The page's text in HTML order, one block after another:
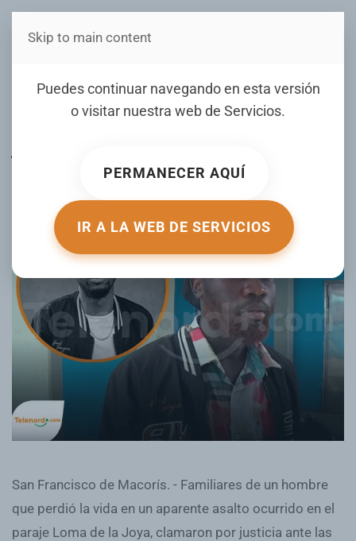
Estás en Telenord Medios
Puedes continuar navegando en esta versión
o visitar nuestra web de Servicios.
PERMANECER AQUÍ
IR A LA WEB DE SERVICIOS
Skip to main content
Familiares de extranjero
ultimado en SFM reclaman
ESCRITO POR JESUS DANIEL VILLALONA EL
San Francisco de Macorís. - Familiares de un hombre
que perdió la vida en un aparente asalto ocurrido en el
paraje Loma de la Joya, clamaron por justicia ante las